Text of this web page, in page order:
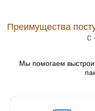
Преимущества
с
Мы помогаем